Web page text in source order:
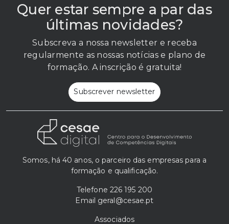
Quer estar sempre a par das
últimas novidades?
Subscreva a nossa newsletter e receba
regularmente as nossas notícias e plano de
formação. A inscrição é gratuita!
Subscrever newsletter
Somos, há 40 anos, o parceiro das empresas para a
formação e qualificação.
Telefone 226 195 200
Email geral@cesae.pt
Associados